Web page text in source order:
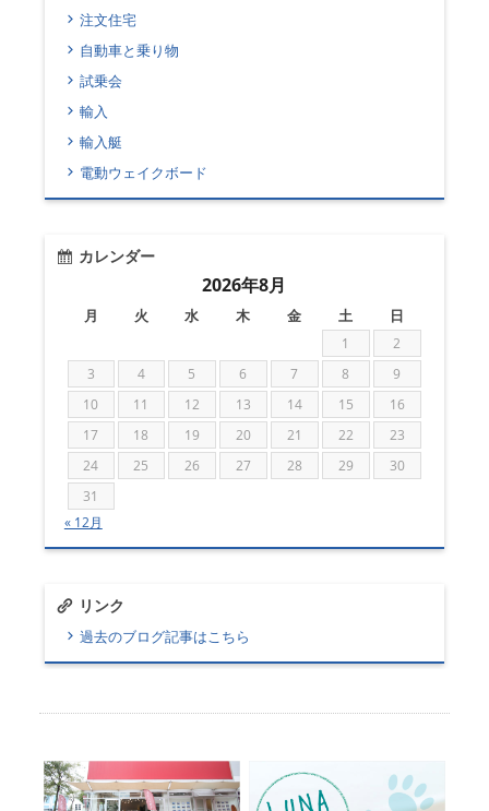
注文住宅
自動車と乗り物
試乗会
輸入
輸入艇
電動ウェイクボード
カレンダー
2026年8月
月 火 水 木 金 土 日
1
2
3
4 5 6 7 8
9
10
11 12 13 14 15
16
17
18 19 20 21 22
23
24
25 26 27 28 29
30
31
« 12月
リンク
過去のブログ記事はこちら